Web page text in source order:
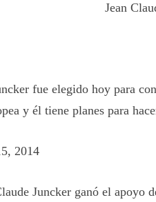
Jean
fue elegido hoy para
y él tiene planes para
2014
Juncker ganó el apoyo